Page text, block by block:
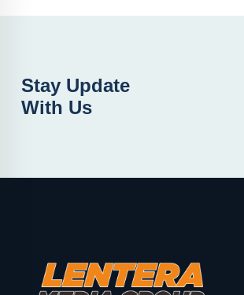
Stay Update
With Us